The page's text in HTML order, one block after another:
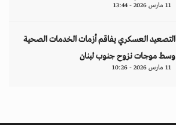
11 مارس 2026 - 13:44
التصعيد العسكري يفاقم أزمات الخدمات الصحية
وسط موجات نزوح جنوب لبنان
11 مارس 2026 - 10:26